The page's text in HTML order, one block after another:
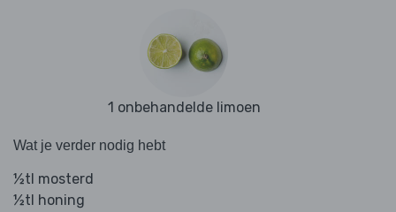
1 onbehandelde limoen
Wat je verder nodig hebt
½tl mosterd
½tl honing